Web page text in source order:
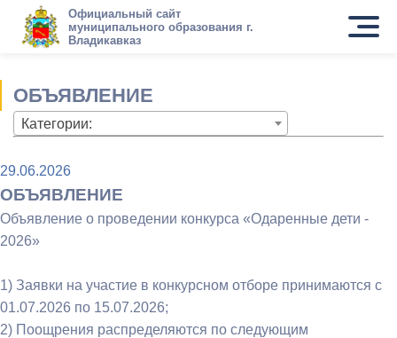
Официальный сайт
муниципального образования г.
Владикавказ
ОБЪЯВЛЕНИЕ
Категории:
29.06.2026
ОБЪЯВЛЕНИЕ
Объявление о проведении конкурса «Одаренные дети -
2026»
1) Заявки на участие в конкурсном отборе принимаются с
01.07.2026 по 15.07.2026;
2) Поощрения распределяются по следующим